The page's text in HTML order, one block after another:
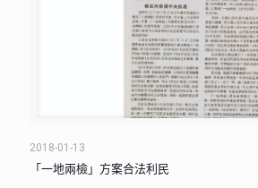
2018-01-13
「一地兩檢」方案合法利民